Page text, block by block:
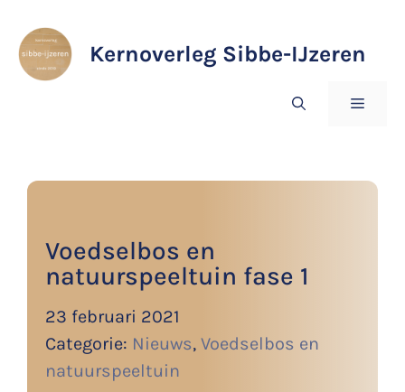
naar
inhoud
Kernoverleg Sibbe-IJzeren
MENU
Voedselbos en
natuurspeeltuin fase 1
23 februari 2021
Categorie: Nieuws, Voedselbos en
natuurspeeltuin